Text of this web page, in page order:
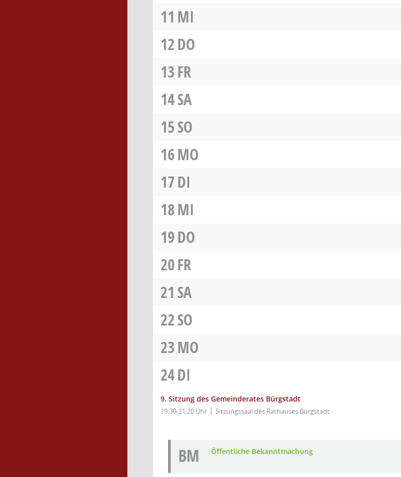
11 MI
12DO
13FR
14SA
15SO
16MO
17DI
18MI
19DO
20FR
21 SA
22SO
23MO
24DI
9. Sitzung des Gemeinderates Bürgstadt
19:30-21:20 Uhr Sitzungssaal des Rathauses Bürgstadt
BM Öffentliche Bekanntmachung